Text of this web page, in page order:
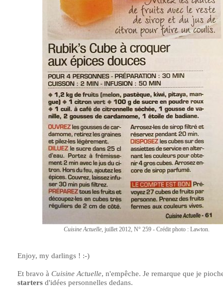
Cuisine Actuelle , juillet 2012, N° 259 - Crédit photo : Lawton.
Enjoy, my darlings ! :-)
Et bravo à Cuisine Actuelle, n'empêche. Je remarque que je
starters d'idées personnelles dedans.